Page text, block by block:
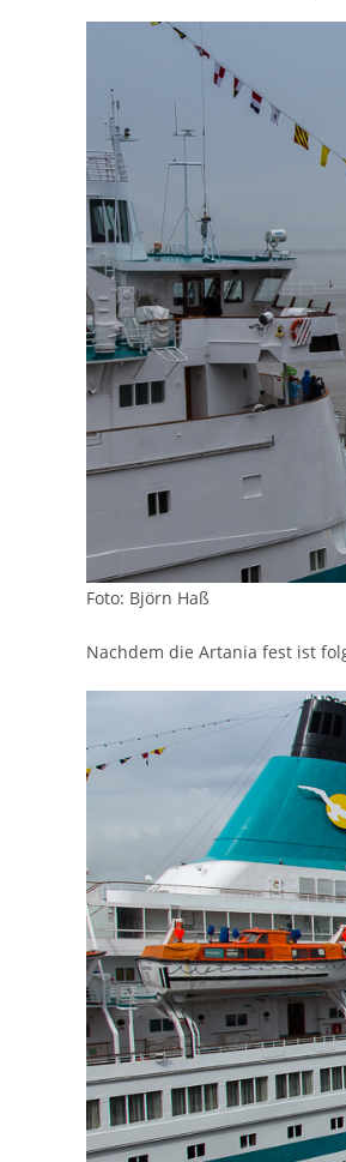
Foto: Björn Haß
Nachdem die Artania fest ist